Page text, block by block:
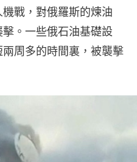
戰，對俄羅斯的煉油
。一些俄石油基礎設
周多的時間裏，被襲擊